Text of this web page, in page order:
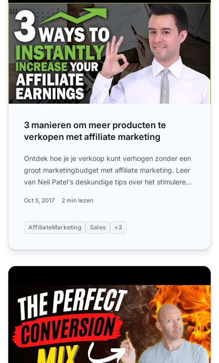
3 manieren om meer producten te
verkopen met affiliate marketing
Ontdek hoe je je verkoop kunt verhogen zonder een
groot marketingbudget met affiliate marketing. Leer
van Neil Patel's deskundige tips over het stimuleren
Oct 5, 2017 2 min lezen
AffiliateMarketing Sales +3
Conversie-optimalisatie - 5 Conversie Hacks Om Het